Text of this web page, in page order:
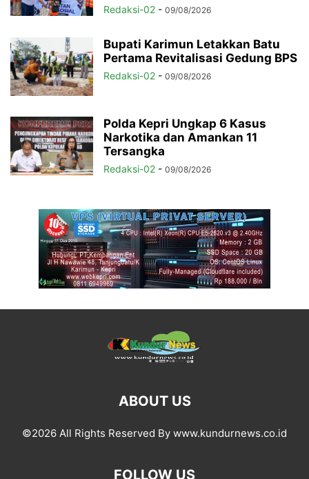
Redaksi-02 - 09/08/2026
Bupati Karimun Letakkan Batu
Pertama Revitalisasi Gedung BPS
Redaksi-02 - 09/08/2026
Polda Kepri Ungkap 6 Kasus
Narkotika dan Amankan 11
Tersangka
Redaksi-02 - 09/08/2026
ABOUT US
©2026 All Rights Reserved By www.kundurnews.co.id
FOLLOW US